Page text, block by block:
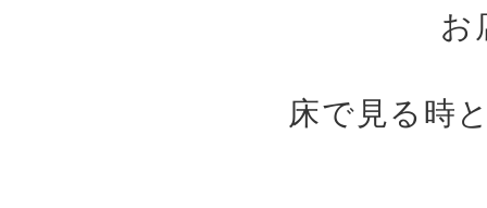
お
床で見る時